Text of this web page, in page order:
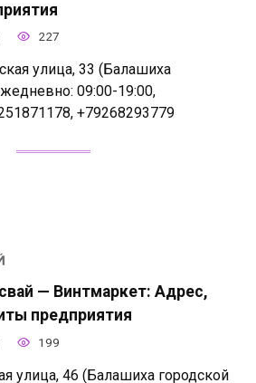
227
улица, 33 (Балашиха
09:00-19:00,
+79268293779
— Винтмаркет: Адрес,
предприятия
199
улица, 46 (Балашиха городской